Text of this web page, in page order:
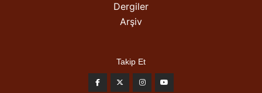
Dergiler
Arşiv
Takip Et